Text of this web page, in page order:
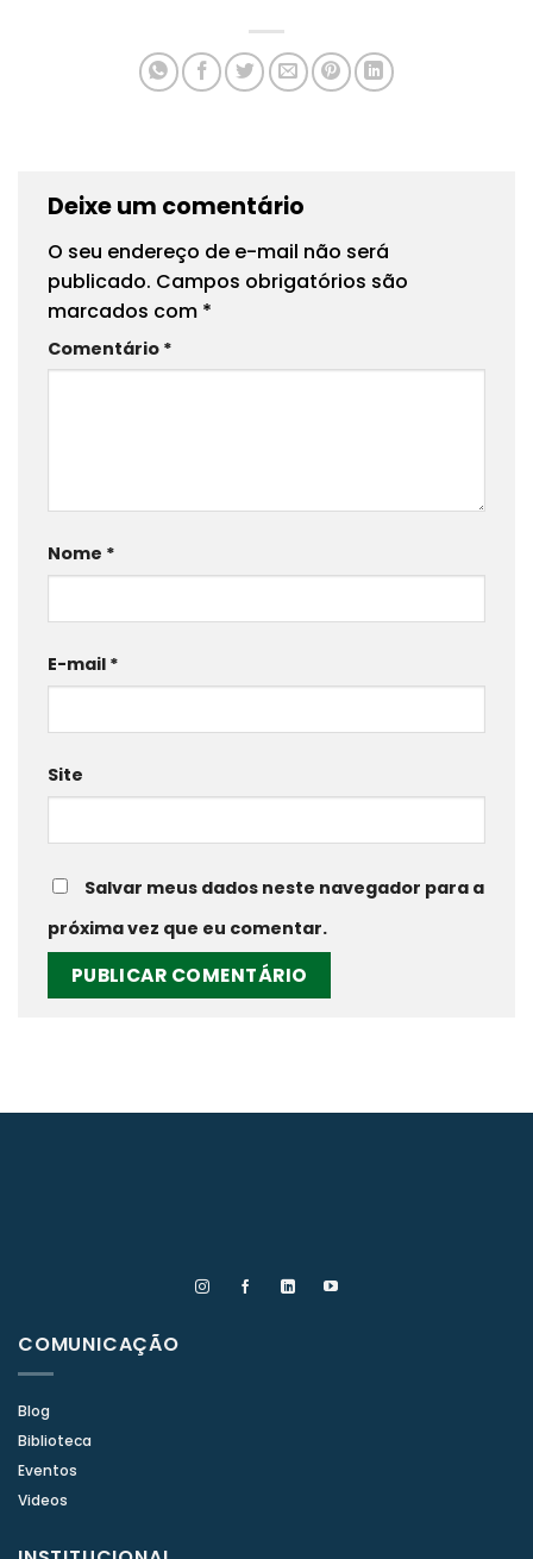
Deixe um comentário
O seu endereço de e-mail não será
publicado. Campos obrigatórios são
marcados com *
Comentário *
Nome *
E-mail *
Site
Salvar meus dados neste navegador para a
próxima vez que eu comentar.
COMUNICAÇÃO
Blog
Biblioteca
Eventos
Videos